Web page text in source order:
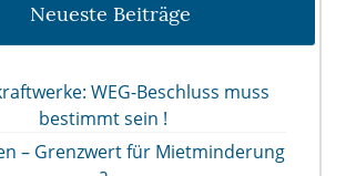
Neueste Beiträge
WEG-Beschluss muss
bestimmt sein !
– Grenzwert für Mietminderung